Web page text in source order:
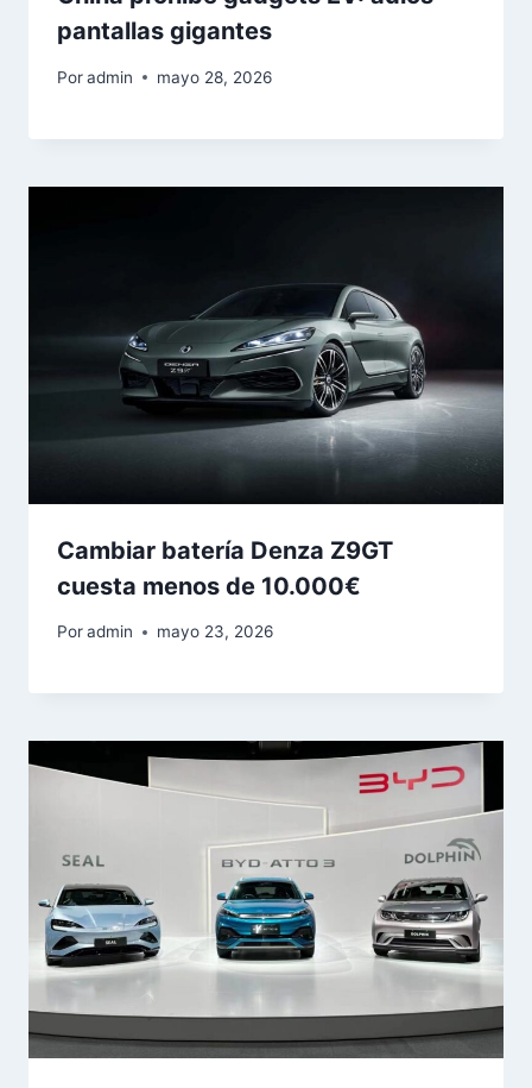
pantallas gigantes
Poradmin mayo 28, 2026
Cambiar batería Denza Z9GT
cuesta menos de 10.000€
Poradmin mayo 23, 2026